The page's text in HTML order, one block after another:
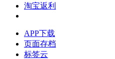
淘宝返利
APP下载
页面存档
标签云